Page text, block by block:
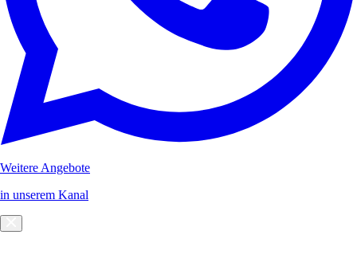
Weitere Angebote
in unserem Kanal